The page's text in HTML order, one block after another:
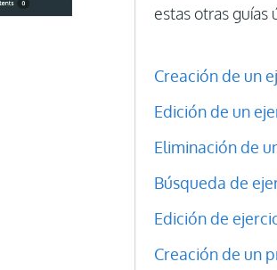
estas otras guías
Creación de un
Edición de un
Eliminación de
Búsqueda de
Edición de
Creación de un